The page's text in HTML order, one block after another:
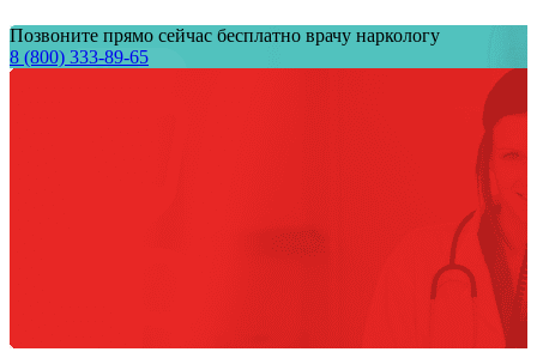
Позвоните прямо сейчас бесплатно врачу наркологу
8 (800) 333-89-65